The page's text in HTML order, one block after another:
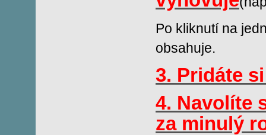
Po kliknutí na
obsahuje.
3. Pridáte
4. Navolíte
za minulý